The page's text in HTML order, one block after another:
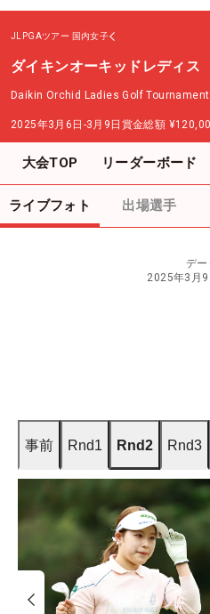
JLPGAツアー 国内女子
ダイキンオーキッドレディス
Daikin Orchid Ladies Golf Tournament
2025年3月6日-3月9日 賞金総額
大会TOP リーダーボード
ライブフォト 出場選手
デー
2025年3月
事前 Rnd1 Rnd2 Rnd3